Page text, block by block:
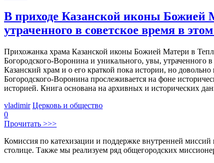
В приходе Казанской иконы Божией
утраченного в советское время в
Прихожанка храма Казанской иконы Божией Матери в
Богородского-Воронина и уникального, увы, утраченного
Казанский храм и о его краткой пока истории, но
Богородского-Воронина прослеживается на фоне
историей. Книга основана на архивных и исторических
vladimir Церковь и общество
0
Прочитать >>>
Комиссия по катехизации и поддержке внутренней
столице. Также мы реализуем ряд общегородских